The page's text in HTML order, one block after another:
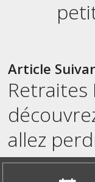
Article
Retraites
allez